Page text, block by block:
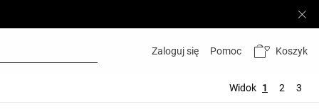
Zaloguj się Pomoc Koszyk
Widok 1 2 3